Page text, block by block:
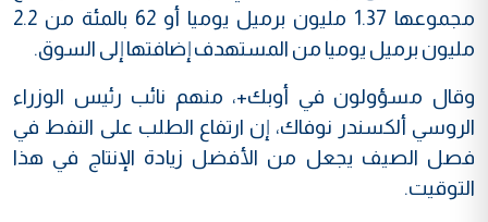
مجموعها 1.37 مليون برميل يوميا أو 62 بالمئة من 2.2
مليون برميل يوميا من المستهدف إضافتها إلى السوق.
وقال مسؤولون في أوبك+، منهم نائب رئيس الوزراء
الروسي ألكسندر نوفاك، إن ارتفاع الطلب على النفط في
فصل الصيف يجعل من الأفضل زيادة الإنتاج في هذا
التوقيت.